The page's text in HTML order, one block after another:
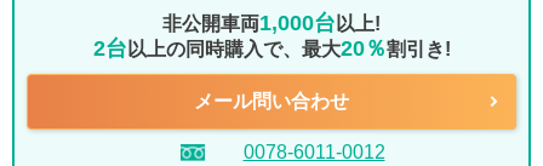
非公開車両1,000台 以上!
2台 以上の同時購入で、最大20％割引き!
メール問い合わせ
0078-6011-0012